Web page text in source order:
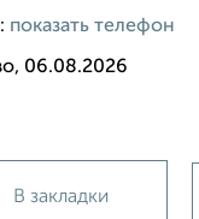
показать телефон
06.08.2026
В закладки